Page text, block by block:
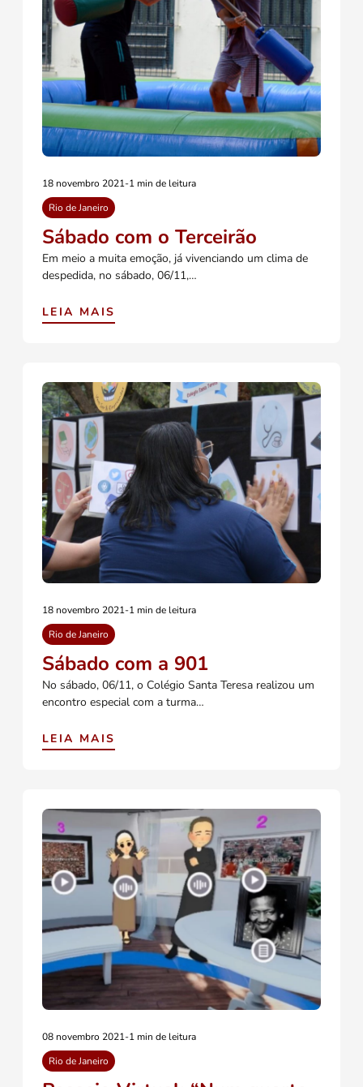
18 novembro 2021-1 min de leitura
Rio de Janeiro
Sábado com o Terceirão
Em meio a muita emoção, já vivenciando um clima de
despedida, no sábado, 06/11,…
LEIA MAIS
18 novembro 2021-1 min de leitura
Rio de Janeiro
Sábado com a 901
No sábado, 06/11, o Colégio Santa Teresa realizou um
encontro especial com a turma…
LEIA MAIS
08 novembro 2021-1 min de leitura
Rio de Janeiro